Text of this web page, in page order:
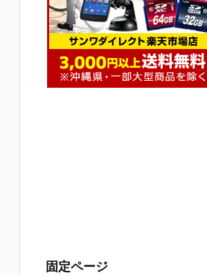
固定ページ